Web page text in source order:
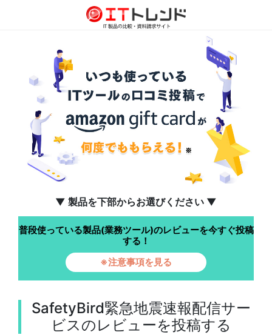
▼ 製品を下部からお選びください ▼
普段使っている製品(業務ツール)のレビューを今すぐ投稿
する！
※注意事項を見る
SafetyBird緊急地震速報配信サー
ビスのレビューを投稿する